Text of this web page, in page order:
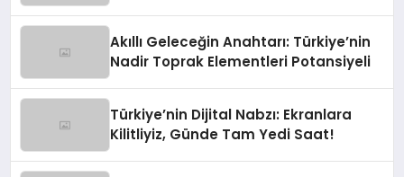
Akıllı Geleceğin Anahtarı: Türkiye’nin
Nadir Toprak Elementleri Potansiyeli
Türkiye’nin Dijital Nabzı: Ekranlara
Kilitliyiz, Günde Tam Yedi Saat!